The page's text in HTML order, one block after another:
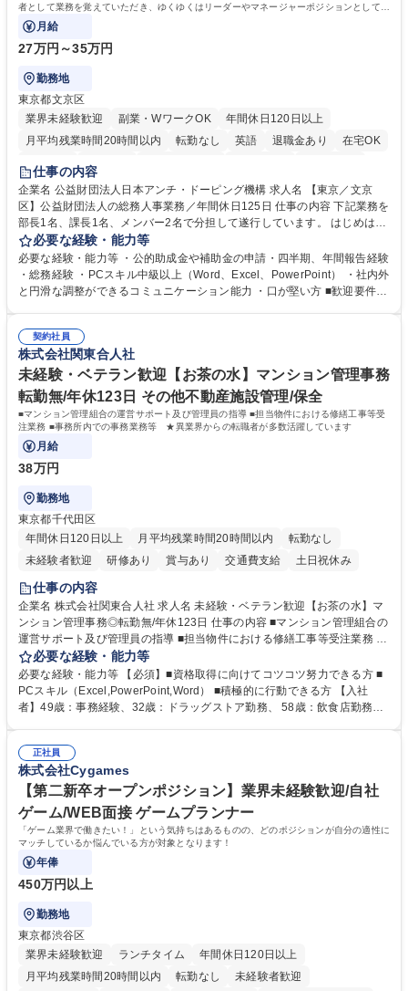
者として業務を覚えていただき、ゆくゆくはリーダーやマネージャーポジションとして活
躍いただくことを期待しています。
月給
27万円～35万円
勤務地
東京都文京区
業界未経験歓迎
副業・WワークOK
年間休日120日以上
月平均残業時間20時間以内
転勤なし 英語 退職金あり
在宅OK
賞与あり
育休あり
食事補助あり
仕事の内容
企業名 公益財団法人日本アンチ・ドーピング機構 求人名 【東京／文京
区】公益財団法人の総務人事業務／年間休日125日 仕事の内容 下記業務を
部長1名、課長1名、メンバー2名で分担して遂行しています。 はじめは担
当者として業務を覚えていただき、ゆくゆくはリーダーやマネージャーポ
ジションとして活躍いただくことを期待しています。 【総務・人事グルー
プの業務内容】 ・人事制度関連 ・採用活動 ・教育研修の企画、実行 ・勤
怠管理 ・官公庁への各種提出 ・法定の会議運営（評議員会、理事会） ・
管理 ・福利厚生関連 ・職員からの問合せ、相談対応 ・その他日常の総務
業務全般 募集職種 【東京／文京区】公益財団法人の総務人事業務／年間
休日125日
必要な経験・能力等
必要な経験・能力等 ・公的助成金や補助金の申請・四半期、年間報告経験
・総務経験 ・PCスキル中級以上（Word、Excel、PowerPoint） ・社内外
と円滑な調整ができるコミュニケーション能力 ・口が堅い方 ■歓迎要件
契約社員
株式会社関東合人社
未経験・ベテラン歓迎【お茶の水】マンション管理事務
転勤無/年休123日 その他不動産施設管理/保全
■マンション管理組合の運営サポート及び管理員の指導 ■担当物件における修繕工事等受
注業務 ■事務所内での事務業務等 ★異業界からの転職者が多数活躍しています
月給
38万円
勤務地
東京都千代田区
年間休日120日以上
月平均残業時間20時間以内
転勤なし
未経験者歓迎
研修あり 賞与あり 交通費支給 土日祝休み
仕事の内容
企業名 株式会社関東合人社 求人名 未経験・ベテラン歓迎【お茶の水】マ
ンション管理事務◎転勤無/年休123日 仕事の内容 ■マンション管理組合の
運営サポート及び管理員の指導 ■担当物件における修繕工事等受注業務 ■
事務所内での事務業務等 ★異業界からの転職者が多数活躍しています
【年収補足】532万円 ＋別途インセンティヴで平均約100万円/年（昨年度
実績） ＋管理業務主任者資格手当50,000円/月 ★親会社である株式会社合
人社計画研究所社のグループ会社として、質の高いサービスと適性価格を
無/年休123日
必要な経験・能力等
必要な経験・能力等 【必須】■資格取得に向けてコツコツ努力できる方 ■
PCスキル（Excel,PowerPoint,Word） ■積極的に行動できる方 【入社
者】49歳：事務経験、32歳：ドラッグストア勤務、 58歳：飲食店勤務
得出来ております！ 【魅力】■フレックス制度、未経験からでも下限年収
を一律支給！ ■管理業務主任者資格取得後には50,000円/月の手当あり！
学歴・資格 学歴：大学院 大学 高専 短大 専修学校 高校 語学力： 資格：第
一種運転免許普通自動車
正社員
株式会社Cygames
【第二新卒オープンポジション】業界未経験歓迎/自社
ゲーム/WEB面接 ゲームプランナー
「ゲーム業界で働きたい！」という気持ちはあるものの、どのポジションが自分の適性に
マッチしているか悩んでいる方が対象となります！
年俸
450万円以上
勤務地
東京都渋谷区
業界未経験歓迎
ランチタイム
年間休日120日以上
月平均残業時間20時間以内
転勤なし
未経験者歓迎